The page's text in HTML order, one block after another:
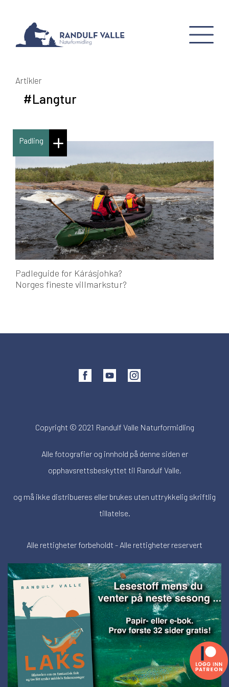
Artikler
#Langtur
Padling
Padleguide for Kárásjohka?
Norges fineste villmarkstur?
Copyright © 2021 Randulf Valle Naturformidling
Alle fotografier og innhold på denne siden er
opphavsrettsbeskyttet til Randulf Valle,
og må ikke distribueres eller brukes uten uttrykkelig skriftlig
tillatelse.
Alle rettigheter forbeholdt - Alle rettigheter reservert